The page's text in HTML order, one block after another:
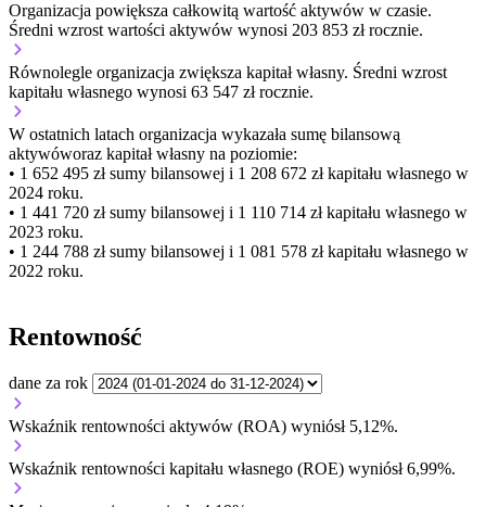
Organizacja powiększa całkowitą wartość aktywów w czasie.
Średni wzrost wartości aktywów wynosi 203 853 zł rocznie.
Równolegle organizacja zwiększa kapitał własny. Średni wzrost
kapitału własnego wynosi 63 547 zł rocznie.
W ostatnich latach organizacja wykazała sumę bilansową
aktywóworaz kapitał własny na poziomie:
• 1 652 495 złsumy bilansowej i 1 208 672 zł kapitału własnego w
2024 roku.
• 1 441 720 złsumy bilansowej i 1 110 714 zł kapitału własnego w
2023 roku.
• 1 244 788 złsumy bilansowej i 1 081 578 zł kapitału własnego w
2022 roku.
Rentowność
dane za rok
Wskaźnik rentowności aktywów (ROA) wyniósł 5,12%.
Wskaźnik rentowności kapitału własnego (ROE) wyniósł 6,99%.